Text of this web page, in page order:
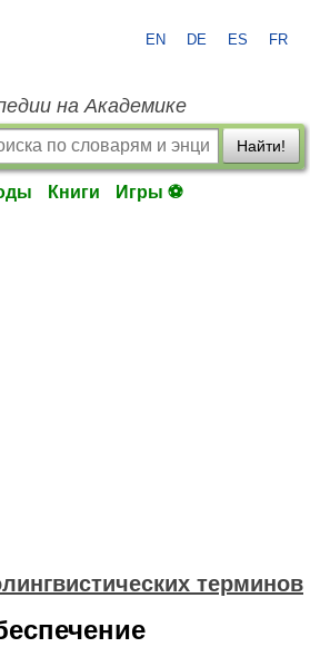
EN DE ES FR
на Академике
Найти!
Книги Игры ⚽
терминов